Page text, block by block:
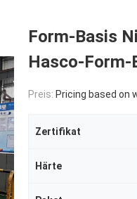
Form-Basis
Hasco-
Preis: Pricing based on weight
Zertifikat
Härte